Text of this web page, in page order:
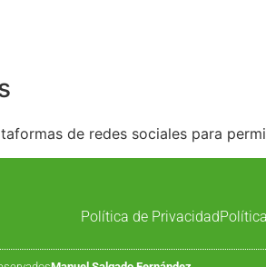
de redes sociales para
Política de Privacidad